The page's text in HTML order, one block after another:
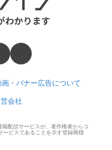
画・バナー広告について
会社
配信サービスが、著作権者からコ
ービスであることを示す登録商標